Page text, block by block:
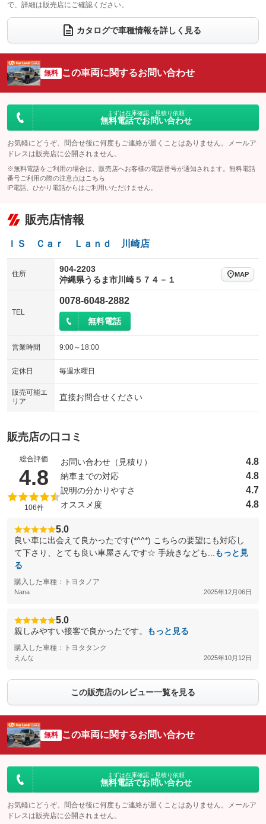
ウォークスルー
：装備なし
電動リアゲート フロントカメラ
：装備なし
：装備なし ：装備なし
サイドカメラ
：装備なし ルーフレール
：装備なし
：装備なし
：装備なし
で、詳細は販売店にご確認ください。
カタログで車種情報を詳しく見る
無料 この車両に関するお問い合わせ
まずは在庫確認・見積り依頼
無料電話でお問い合わせ
お気軽にどうぞ。問合せ後に何度もご連絡が届くことはありません。メールア
ドレスは販売店に公開されません。
※無料電話をご利用の場合は、販売店へお客様の電話番号が通知されます。無料電話
番号ご利用の際の注意点は こちら
IP電話、ひかり電話からはご利用いただけません。
販売店情報
ＩＳ Ｃａｒ Ｌａｎｄ 川崎店
住所
904-2203
沖縄県うるま市川崎５７４－１
MAP
TEL
0078-6048-2882
無料電話
営業時間 9:00～18:00
定休日 毎週水曜日
販売可能エ
リア
直接お問合せください
販売店の口コミ
総合評価
4.8 （5点満点中）
106件
お問い合わせ（見積り） 4.8
納車までの対応 4.8
説明の分かりやすさ 4.7
オススメ度 4.8
5.0
良い車に出会えて良かったです(*^^*) こちらの要望にも対応し
て下さり、とても良い車屋さんです☆ 手続きなども...
もっと見
る
購入した車種：トヨタノア
Nana 2025年12月06日
5.0
親しみやすい接客で良かったです。 もっと見る
購入した車種：トヨタタンク
えんな 2025年10月12日
この販売店のレビュー一覧を見る
無料 この車両に関するお問い合わせ
まずは在庫確認・見積り依頼
無料電話でお問い合わせ
お気軽にどうぞ。問合せ後に何度もご連絡が届くことはありません。メールア
ドレスは販売店に公開されません。